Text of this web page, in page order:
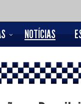
NOTÍCIAS